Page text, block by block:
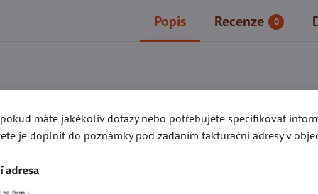
Popis Recenze 0
máte jakékoliv dotazy nebo potřebujete specifikovat
je doplnit do poznámky pod zadáním fakturační adresy v